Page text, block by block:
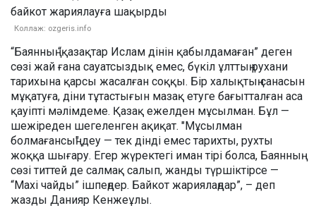
Коллаж: ozgeris.info
“Баянның “қазақтар Ислам дінін қабылдамаған” деген
сөзі жай ғана сауатсыздық емес, бүкіл ұлттың рухани
тарихына қарсы жасалған соққы. Бір халықтың санасын
мұқатуға, діни тұтастығын мазақ етуге бағытталған аса
қауіпті мәлімдеме. Қазақ ежелден мұсылман. Бұл —
шежіреден шегеленген ақиқат. "Мұсылман
болмағансың" деу — тек дінді емес тарихты, рухты
жоққа шығару. Егер жүректегі иман тірі болса, Баянның
сөзі титтей де салмақ салып, жанды түршіктірсе —
“Maxi чайды” ішпеңдер. Байкот жариялаңдар”, – деп
жазды Данияр Кенжеұлы.